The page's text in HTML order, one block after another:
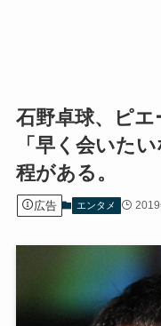
石野卓球、ピ
「早く会いた
程がある。
広告 エンタメ